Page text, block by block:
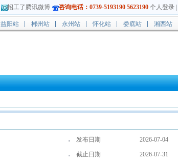
招工了腾讯微博 咨询电话：0739-5193190 5623190 个人登录
益阳站 郴州站 永州站 怀化站 娄底站 湘西站
发布日期 2026-07-04
截止日期 2026-07-31